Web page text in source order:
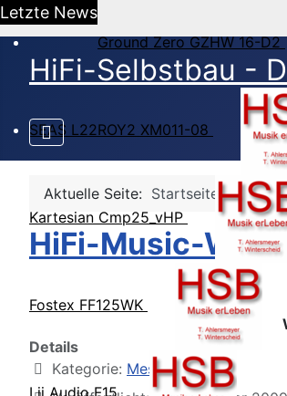
Letzte News
Ground Zero GZHW 16-D2
SEAS L22ROY2 XM011-08
Kartesian Cmp25_vHP
Fostex FF125WK
HiFi-Selbstbau -
Aktuelle Seite: Startseite
HiFi-Music-
Details
Kategorie: Messen